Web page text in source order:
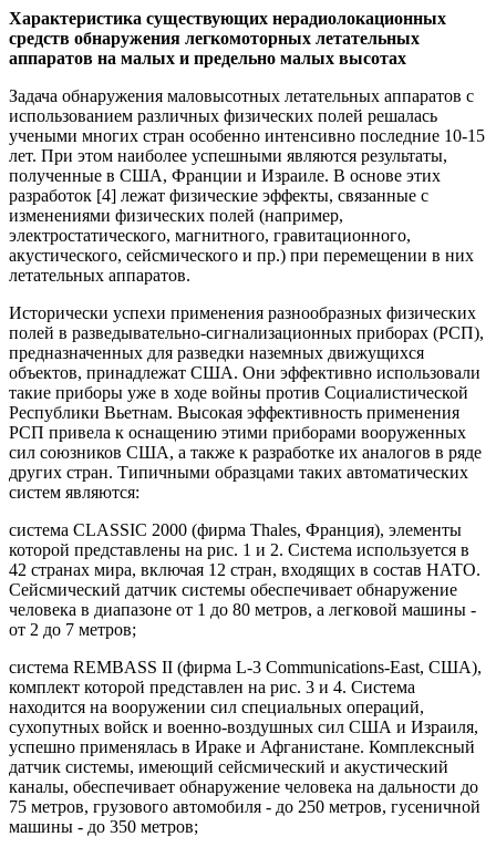
Характеристика существующих нерадиолокационных
средств обнаружения легкомоторных летательных
аппаратов на малых и предельно малых высотах
Задача обнаружения маловысотных летательных аппаратов с
использованием различных физических полей решалась
учеными многих стран особенно интенсивно последние 10-15
лет. При этом наиболее успешными являются результаты,
полученные в США, Франции и Израиле. В основе этих
разработок [4] лежат физические эффекты, связанные с
изменениями физических полей (например,
электростатического, магнитного, гравитационного,
акустического, сейсмического и пр.) при перемещении в них
летательных аппаратов.
Исторически успехи применения разнообразных физических
полей в разведывательно-сигнализационных приборах (РСП),
предназначенных для разведки наземных движущихся
объектов, принадлежат США. Они эффективно использовали
такие приборы уже в ходе войны против Социалистической
Республики Вьетнам. Высокая эффективность применения
РСП привела к оснащению этими приборами вооруженных
сил союзников США, а также к разработке их аналогов в ряде
других стран. Типичными образцами таких автоматических
систем являются:
система CLASSIC 2000 (фирма Thales, Франция), элементы
которой представлены на рис. 1 и 2. Система используется в
42 странах мира, включая 12 стран, входящих в состав НАТО.
Сейсмический датчик системы обеспечивает обнаружение
человека в диапазоне от 1 до 80 метров, а легковой машины -
от 2 до 7 метров;
система REMBASS II (фирма L-3 Communications-East, США),
комплект которой представлен на рис. 3 и 4. Система
находится на вооружении сил специальных операций,
сухопутных войск и военно-воздушных сил США и Израиля,
успешно применялась в Ираке и Афганистане. Комплексный
датчик системы, имеющий сейсмический и акустический
каналы, обеспечивает обнаружение человека на дальности до
75 метров, грузового автомобиля - до 250 метров, гусеничной
машины - до 350 метров;